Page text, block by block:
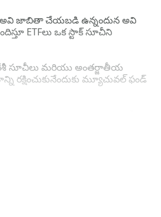
అవి జాబితా చేయబడి ఉన్నందున అవి
ETFలు ఒక స్టాక్ సూచీని
సూచీలు మరియు అంతర్జాతీయ
మ్యూచువల్ ఫండ్